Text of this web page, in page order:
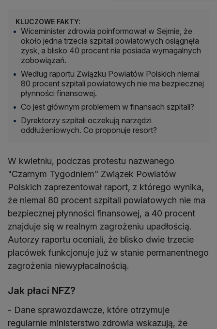
KLUCZOWE FAKTY:
Wiceminister zdrowia poinformował w Sejmie, że
około jedna trzecia szpitali powiatowych osiągnęła
zysk, a blisko 40 procent nie posiada wymagalnych
zobowiązań.
Według raportu Związku Powiatów Polskich niemal
80 procent szpitali powiatowych nie ma bezpiecznej
płynności finansowej.
Co jest głównym problemem w finansach szpitali?
Dyrektorzy szpitali oczekują narzędzi
oddłużeniowych. Co proponuje resort?
W kwietniu, podczas protestu nazwanego
"Czarnym Tygodniem" Związek Powiatów
Polskich zaprezentował raport, z którego wynika,
że niemal 80 procent szpitali powiatowych nie ma
bezpiecznej płynności finansowej, a 40 procent
znajduje się w realnym zagrożeniu upadłością.
Autorzy raportu oceniali, że blisko dwie trzecie
placówek funkcjonuje już w stanie permanentnego
zagrożenia niewypłacalnością.
Jak płaci NFZ?
- Dane sprawozdawcze, które otrzymuje
regularnie ministerstwo zdrowia wskazują, że